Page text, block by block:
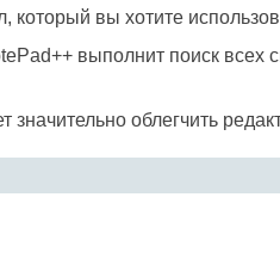
который вы хотите
выполнит поиск всех
облегчить